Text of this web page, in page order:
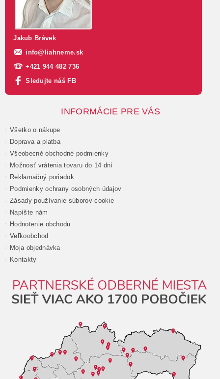
Jakub Brávek
info@ liahneme.sk
+421 944 482 736
Sledujte náš FB
INFORMÁCIE PRE VÁS
Všetko o nákupe
Doprava a platba
Všeobecné obchodné podmienky
Možnosť vrátenia tovaru do 14 dní
Reklamačný poriadok
Podmienky ochrany osobných údajov
Zásady používanie súborov cookie
Napíšte nám
Hodnotenie obchodu
Veľkoobchod
Moja objednávka
Kontakty